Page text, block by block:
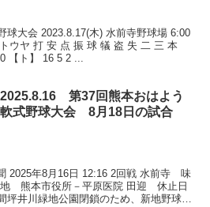
球大会 2023.8.17(木) 水前寺野球場 6:00
ウヤ 打 安 点 振 球 犠 盗 失 二 三 本
【ト】 16 5 2 ...
2025.8.16 第37回熊本おはよう
軟式野球大会 8月18日の試合
2025年8月16日 12:16 2回戦 水前寺 味
地 熊本市役所－平原医院 田迎 休止日
坪井川緑地公園閉鎖のため、新地野球場